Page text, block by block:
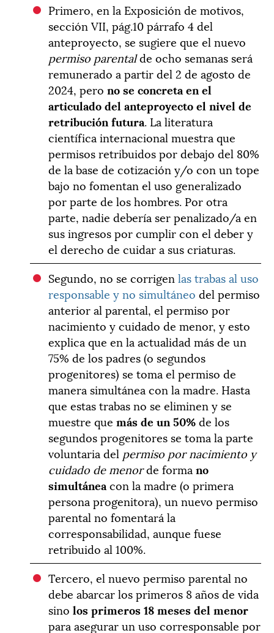
Primero, en la Exposición de motivos,
sección VII, pág.10 párrafo 4 del
anteproyecto, se sugiere que el nuevo
permiso parentalde ocho semanas será
remunerado a partir del 2 de agosto de
2024, perono se concreta en el
articulado del anteproyecto el nivel de
retribución futura. La literatura
científica internacional muestra que
permisos retribuidos por debajo del 80%
de la base de cotización y/o con un tope
bajo no fomentan el uso generalizado
por parte de los hombres. Por otra
parte, nadie debería ser penalizado/a en
sus ingresos por cumplir con el deber y
el derecho de cuidar a sus criaturas.
Segundo, no se corrigenlas trabas al uso
responsable y no simultáneo del permiso
anterior al parental, el permiso por
nacimiento y cuidado de menor, y esto
explica que en la actualidad más de un
75% de los padres (o segundos
progenitores) se toma el permiso de
manera simultánea con la madre. Hasta
que estas trabas no se eliminen y se
muestre quemás de un 50%de los
segundos progenitores se toma la parte
voluntaria del permiso por nacimiento y
cuidado de menorde formano
simultánea con la madre (o primera
persona progenitora), un nuevo permiso
parental no fomentará la
corresponsabilidad, aunque fuese
retribuido al 100%.
Tercero, el nuevo permiso parental no
debe abarcar los primeros 8 años de vida
sinolos primeros 18 meses del menor
para asegurar un uso corresponsable por